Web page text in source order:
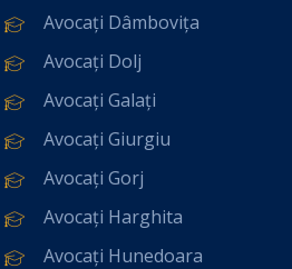
Avocați Dâmbovița
Avocați Dolj
Avocați Galați
Avocați Giurgiu
Avocați Gorj
Avocați Harghita
Avocați Hunedoara